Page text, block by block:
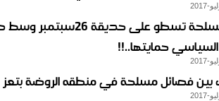
عصابة مسلحة تسطو على
حمايتها..!!
بين فصائل مسلحة في منطقه الروضة بتعز